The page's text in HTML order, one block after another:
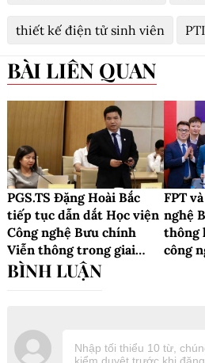
thiết kế điện tử sinh viên
BÀI LIÊN QUAN
PGS.TS Đặng Hoài Bắc
tiếp tục dẫn dắt Học viện
Công nghệ Bưu chính
Viễn thông trong giai
đoạn cạnh tranh mới
FPT
nghệ
thông
công